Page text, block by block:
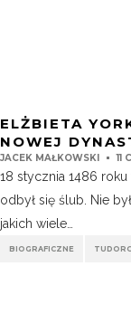
ELŻBIETA
NOWEJ
JACEK MAŁKOWSKI 11
18 stycznia 1486
odbył się ślub. Nie
jakich wiele…
BIOGRAFICZNE